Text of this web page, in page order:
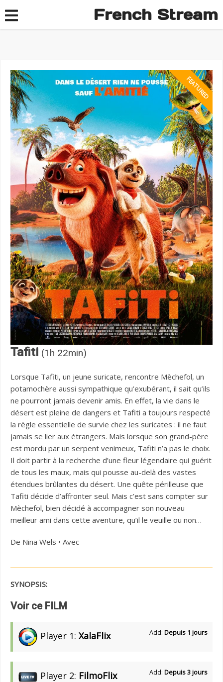
French Stream
Tafiti (1h 22min)
Lorsque Tafiti, un jeune suricate, rencontre Mèchefol, un
potamochère aussi sympathique qu’exubérant, il sait qu’ils
ne pourront jamais devenir amis. En effet, la vie dans le
désert est pleine de dangers et Tafiti a toujours respecté
la règle essentielle de survie chez les suricates : il ne faut
jamais se lier aux étrangers. Mais lorsque son grand-père
est mordu par un serpent venimeux, Tafiti n’a pas le choix.
Il doit partir à la recherche d’une fleur légendaire qui guérit
de tous les maux, mais qui pousse au-delà des vastes
étendues brûlantes du désert. Une quête périlleuse que
Tafiti décide d’affronter seul. Mais c’est sans compter sur
Mèchefol, bien décidé à accompagner son nouveau
meilleur ami dans cette aventure, qu’il le veuille ou non…
De Nina Wels • Avec
SYNOPSIS:
Voir ce FILM
Player 1: XalaFlix Add: Depuis 1 jours
Player 2: FilmoFlix Add: Depuis 3 jours